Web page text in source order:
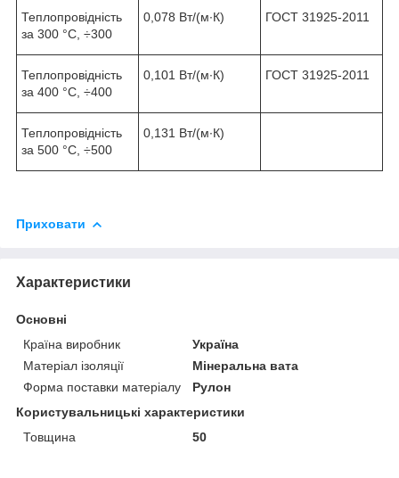
Теплопровідність
за 300 °C, ÷300
0,078 Вт/(м∙К) ГОСТ 31925-2011
Теплопровідність
за 400 °C, ÷400
0,101 Вт/(м∙К) ГОСТ 31925-2011
Теплопровідність
за 500 °C, ÷500
0,131 Вт/(м∙К)
Приховати
Характеристики
Основні
Країна виробник
Україна
Матеріал ізоляції
Мінеральна вата
Форма поставки матеріалу
Рулон
Користувальницькі характеристики
Товщина
50